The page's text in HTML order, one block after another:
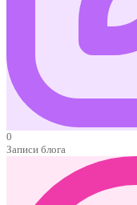
0
Записи блога